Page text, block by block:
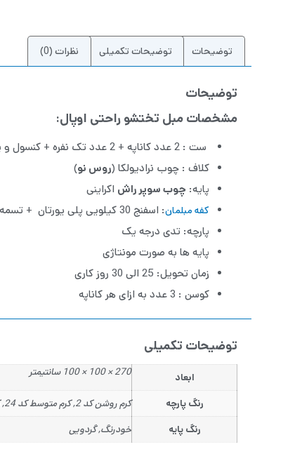
توضیحات توضیحات تکمیلی نظرات (0)
توضیحات
مشخصات مبل تختشو راحتی اوپال:
ست : 2 عدد کاناپه + 2 عدد تک نفره + کنسول و پاف
کلاف : چوب نرادیولکا (روس نو)
پایه: چوب سوپر راش اکراینی
کفه مبلمان: اسفنج 30 کیلویی پلی یورتان + تسمه کش ترک درجه یک​
پارچه: تدی درجه یک
پایه ها به صورت مونتاژی
زمان تحویل: 25 الی 30 روز کاری
کوسن : 3 عدد به ازای هر کاناپه
توضیحات تکمیلی
ابعاد 270 × 100 × 100 سانتیمتر
رنگ پارچه
کرم روشن کد 2, کرم متوسط کد 24, کرم تیره کد22, طوسی روشن کد 20, طوسی کد 33, طوسی تیره کد 18, زغالی کد 19, خردلی کد 29, زرشکی کد 26
رنگ پایه
خودرنگ, گردویی